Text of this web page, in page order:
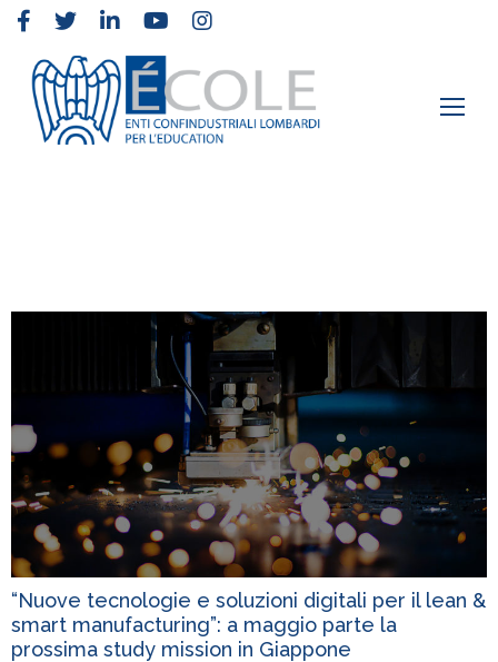
Elementor #2› Notizie›“Nuove tecnologie e soluzioni digitali per il
lean & smart manufacturing”: a maggio parte la prossima study
“Nuove tecnologie e soluzioni digitali per il lean &
smart manufacturing”: a maggio parte la
prossima study mission in Giappone